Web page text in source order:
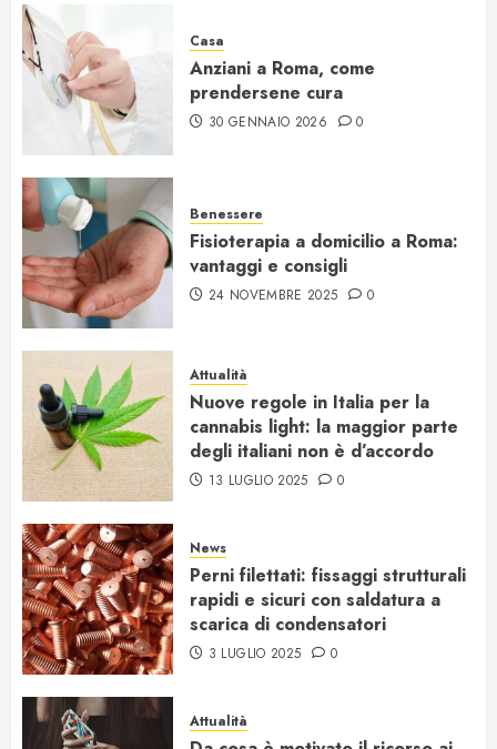
Casa
Anziani a Roma, come
prendersene cura
30 GENNAIO 2026 0
Benessere
Fisioterapia a domicilio a Roma:
vantaggi e consigli
24 NOVEMBRE 2025 0
Attualità
Nuove regole in Italia per la
cannabis light: la maggior parte
degli italiani non è d’accordo
13 LUGLIO 2025 0
News
Perni filettati: fissaggi strutturali
rapidi e sicuri con saldatura a
scarica di condensatori
3 LUGLIO 2025 0
Attualità